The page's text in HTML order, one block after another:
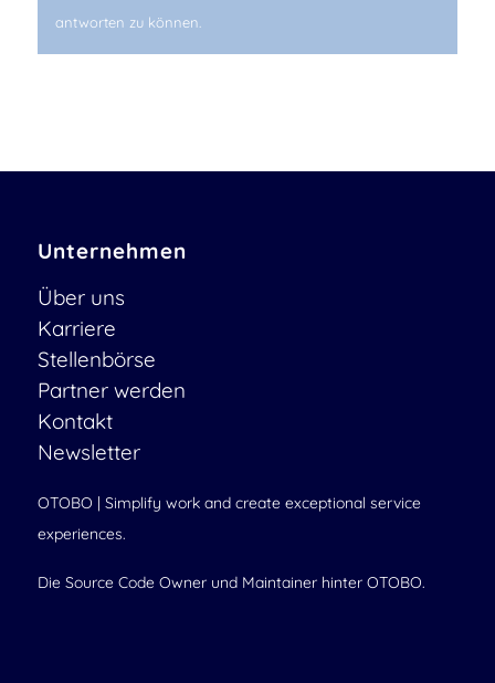
antworten zu können.
Unternehmen
Über uns
Karriere
Stellenbörse
Partner werden
Kontakt
Newsletter
OTOBO | Simplify work and create exceptional service
experiences.
Die Source Code Owner und Maintainer hinter OTOBO.